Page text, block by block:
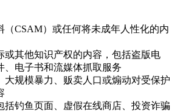
（CSAM）或任何将未成年人性化的内
或其他知识产权的内容，包括盗版电
、电子书和流媒体抓取服务
大规模暴力、贩卖人口或煽动对受保护
括钓鱼页面、虚假在线商店、投资诈骗